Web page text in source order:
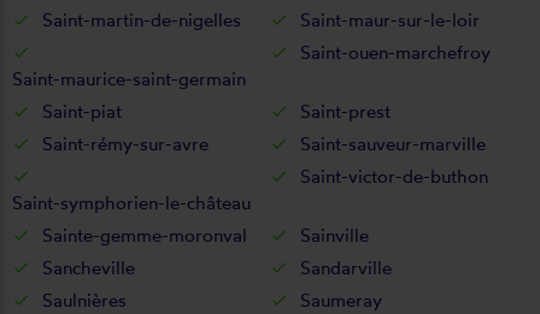
Saint-martin-de-nigelles
Saint-maur-sur-le-loir
Saint-maurice-saint-germain
Saint-ouen-marchefroy
Saint-piat
Saint-prest
Saint-rémy-sur-avre
Saint-sauveur-marville
Saint-symphorien-le-château
Saint-victor-de-buthon
Sainte-gemme-moronval
Sainville
Sancheville
Sandarville
Saulnières
Saumeray